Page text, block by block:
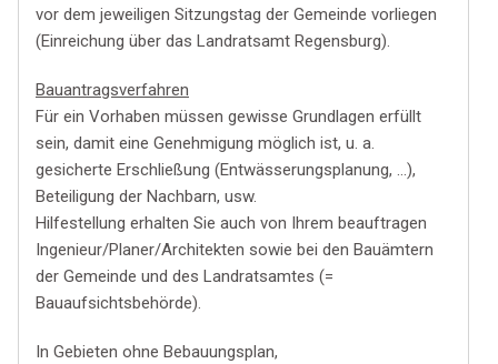
vor dem jeweiligen Sitzungstag der Gemeinde vorliegen
(Einreichung über das Landratsamt Regensburg).
Bauantragsverfahren
Für ein Vorhaben müssen gewisse Grundlagen erfüllt
sein, damit eine Genehmigung möglich ist, u. a.
gesicherte Erschließung (Entwässerungsplanung, …),
Beteiligung der Nachbarn, usw.
Hilfestellung erhalten Sie auch von Ihrem beauftragen
Ingenieur/Planer/Architekten sowie bei den Bauämtern
der Gemeinde und des Landratsamtes (=
Bauaufsichtsbehörde).
In Gebieten ohne Bebauungsplan,